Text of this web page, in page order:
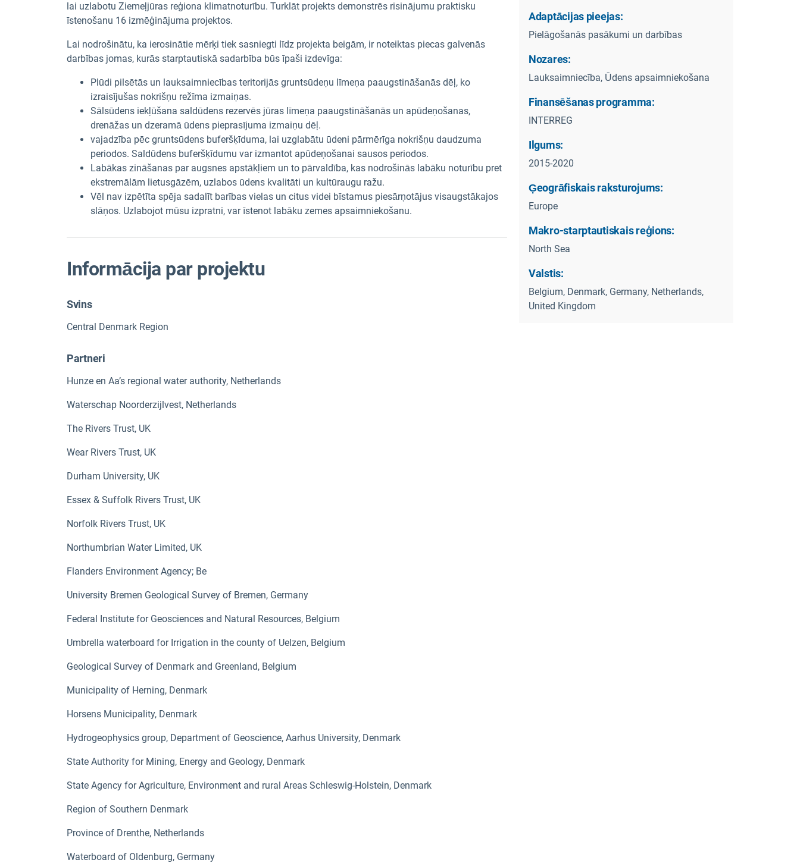
lai uzlabotu Ziemeļjūras reģiona klimatnoturību. Turklāt projekts demonstrēs risinājumu praktisku
īstenošanu 16 izmēģinājuma projektos.
Lai nodrošinātu, ka ierosinātie mērķi tiek sasniegti līdz projekta beigām, ir noteiktas piecas galvenās
darbības jomas, kurās starptautiskā sadarbība būs īpaši izdevīga:
Plūdi pilsētās un lauksaimniecības teritorijās gruntsūdeņu līmeņa paaugstināšanās dēļ, ko
izraisījušas nokrišņu režīma izmaiņas.
Sālsūdens iekļūšana saldūdens rezervēs jūras līmeņa paaugstināšanās un apūdeņošanas,
drenāžas un dzeramā ūdens pieprasījuma izmaiņu dēļ.
vajadzība pēc gruntsūdens buferšķīduma, lai uzglabātu ūdeni pārmērīga nokrišņu daudzuma
periodos. Saldūdens buferšķīdumu var izmantot apūdeņošanai sausos periodos.
Labākas zināšanas par augsnes apstākļiem un to pārvaldība, kas nodrošinās labāku noturību pret
ekstremālām lietusgāzēm, uzlabos ūdens kvalitāti un kultūraugu ražu.
Vēl nav izpētīta spēja sadalīt barības vielas un citus videi bīstamus piesārņotājus visaugstākajos
slāņos. Uzlabojot mūsu izpratni, var īstenot labāku zemes apsaimniekošanu.
Informācija par projektu
Svins
Central Denmark Region
Partneri
Hunze en Aa’s regional water authority, Netherlands
Waterschap Noorderzijlvest, Netherlands
The Rivers Trust, UK
Wear Rivers Trust, UK
Durham University, UK
Essex & Suffolk Rivers Trust, UK
Norfolk Rivers Trust, UK
Northumbrian Water Limited, UK
Flanders Environment Agency; Be
University Bremen Geological Survey of Bremen, Germany
Federal Institute for Geosciences and Natural Resources, Belgium
Umbrella waterboard for Irrigation in the county of Uelzen, Belgium
Geological Survey of Denmark and Greenland, Belgium
Municipality of Herning, Denmark
Horsens Municipality, Denmark
Hydrogeophysics group, Department of Geoscience, Aarhus University, Denmark
State Authority for Mining, Energy and Geology, Denmark
State Agency for Agriculture, Environment and rural Areas Schleswig-Holstein, Denmark
Region of Southern Denmark
Province of Drenthe, Netherlands
Waterboard of Oldenburg, Germany
Adaptācijas pieejas:
Pielāgošanās pasākumi un darbības
Nozares:
Lauksaimniecība, Ūdens apsaimniekošana
Finansēšanas programma:
INTERREG
Ilgums:
2015-2020
Ģeogrāfiskais raksturojums:
Europe
Makro-starptautiskais reģions:
North Sea
Valstis:
Belgium, Denmark, Germany, Netherlands,
United Kingdom